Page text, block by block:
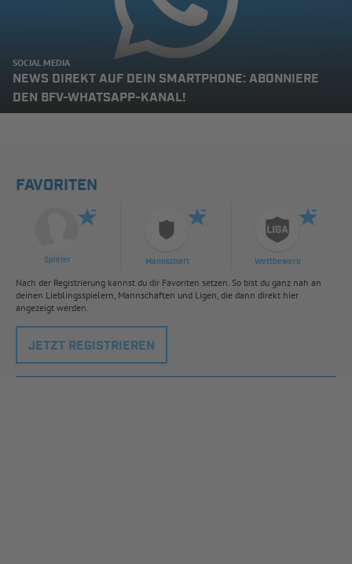
SOCIAL MEDIA
NEWS DIREKT AUF DEIN SMARTPHONE: ABONNIERE
DEN BFV-WHATSAPP-KANAL!
FAVORITEN
Spieler Mannschaft Wettbewerb
Nach der Registrierung kannst du dir Favoriten setzen. So bist du ganz nah an
deinen Lieblingsspielern, Mannschaften und Ligen, die dann direkt hier
angezeigt werden.
JETZT REGISTRIEREN